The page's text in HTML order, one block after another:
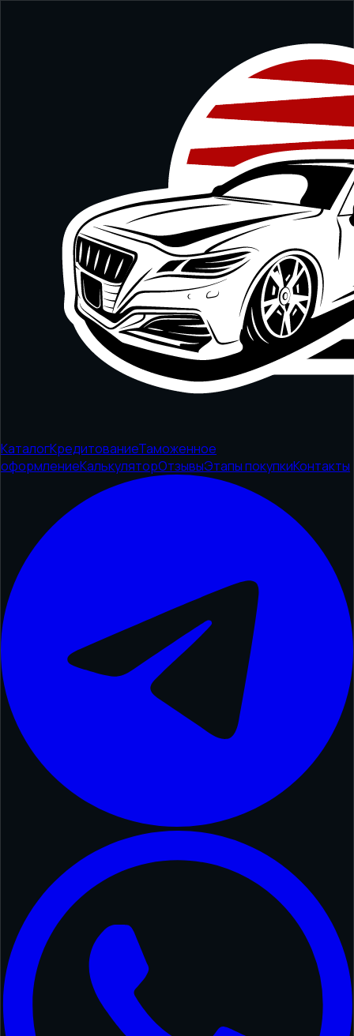
КаталогКредитованиеТаможенное
оформлениеКалькуляторОтзывыЭтапы покупкиКонтакты